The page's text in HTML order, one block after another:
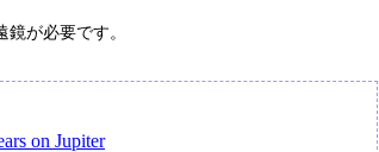
が必要です。
on Jupiter